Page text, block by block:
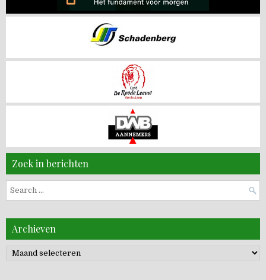
Zoek in berichten
Search
for:
Archieven
Archieven